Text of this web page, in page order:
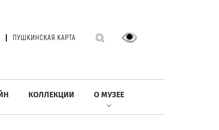
ПУШКИНСКАЯ КАРТА
КОЛЛЕКЦИИ О МУЗЕЕ